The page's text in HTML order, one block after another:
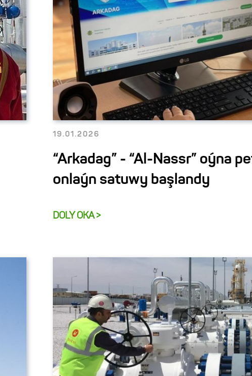
19.01.2026
“Arkadag” - “Al-Nassr” oýna
onlaýn satuwy başlandy
DOLY OKA >